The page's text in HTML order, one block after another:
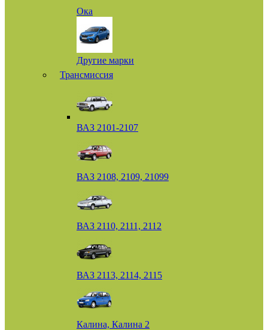
Ока
Другие марки
Трансмиссия
ВАЗ 2101-2107
ВАЗ 2108, 2109, 21099
ВАЗ 2110, 2111, 2112
ВАЗ 2113, 2114, 2115
Калина, Калина 2